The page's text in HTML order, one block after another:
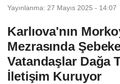
Yayınlanma: 27 Mayıs 2025 - 14:07
Karlıova'nın
Mezrasında
Vatandaşlar Dağa
İletişim Kuruyor